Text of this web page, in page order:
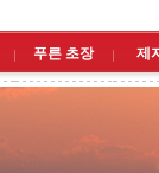
푸른 초장 제